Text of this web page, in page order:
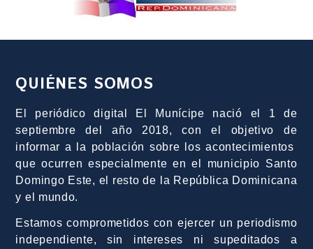
QUIÉNES SOMOS
El periódico digital El Munícipe nació el 1 de
septiembre del año 2018, con el objetivo de
informar a la población sobre los acontecimientos
que ocurren especialmente en el municipio Santo
Domingo Este, el resto de la República Dominicana
y el mundo.
Estamos comprometidos con ejercer un periodismo
independiente, sin intereses ni supeditados a